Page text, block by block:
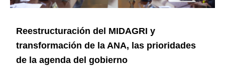
Reestructuración del MIDAGRI y
transformación de la ANA, las prioridades
de la agenda del gobierno